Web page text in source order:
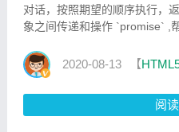
对话，按照期望的顺序执行，
象之间传递和操作 `promise` ,帮助我们
服务员，这个时候服务员对你
要服务完这张桌子才能招呼你
只是想要个菜单，这么小的动
个大动作完成之后，才能再来招
2020-08-13 【
阅